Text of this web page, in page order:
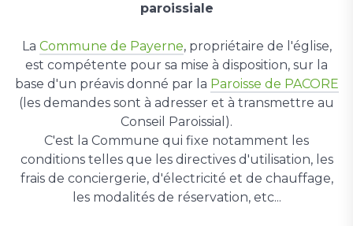
paroissiale
La Commune de Payerne, propriétaire de l'église,
est compétente pour sa mise à disposition, sur la
base d'un préavis donné par la Paroisse de PACORE
(les demandes sont à adresser et à transmettre au
Conseil Paroissial).
C'est la Commune qui fixe notamment les
conditions telles que les directives d'utilisation, les
frais de conciergerie, d'électricité et de chauffage,
les modalités de réservation, etc...